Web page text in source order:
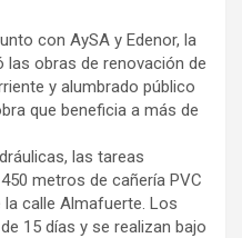
con AySA y Edenor, la
las obras de renovación de
y alumbrado público
que beneficia a más de
las tareas
metros de cañería PVC
calle Almafuerte. Los
15 días y se realizan bajo